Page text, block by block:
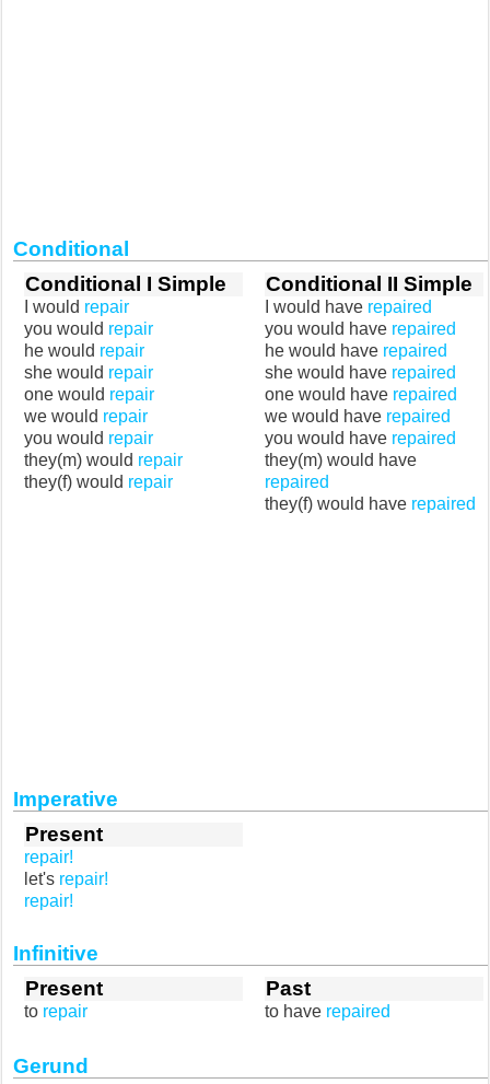
Conditional
Conditional I Simple
I would repair
you would repair
he would repair
she would repair
one would repair
we would repair
you would repair
they(m) would repair
they(f) would repair
Conditional II Simple
I would have repaired
you would have repaired
he would have repaired
she would have repaired
one would have repaired
we would have repaired
you would have repaired
they(m) would have
repaired
they(f) would have repaired
Imperative
Present
repair!
let's repair!
repair!
Infinitive
Present
to repair
Past
to have repaired
Gerund